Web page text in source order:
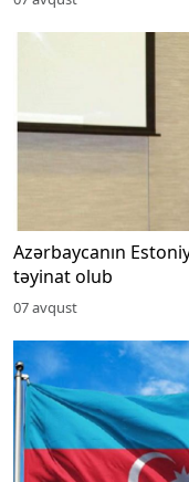
Azərbaycanın
təyinat olub
07 avqust